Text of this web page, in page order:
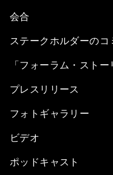
会合
ステークホルダーのコ
「フォーラム・ストー
プレスリリース
フォトギャラリー
ビデオ
ポッドキャスト